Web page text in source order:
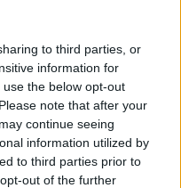
to third parties, or
information for
the below opt-out
note that after your
continue seeing
information utilized by
to third parties prior to
out of the further
για όλους